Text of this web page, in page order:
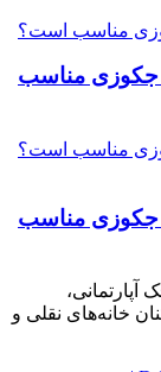
جکوزی مناسب
جکوزی مناسب
خانه‌های نقلی و